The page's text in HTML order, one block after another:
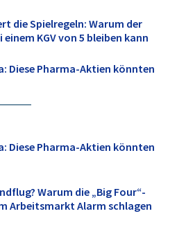
die Spielregeln: Warum der
KGV von 5 bleiben kann
Diese Pharma-Aktien könnten
Diese Pharma-Aktien könnten
Warum die „Big Four“-
Arbeitsmarkt Alarm schlagen